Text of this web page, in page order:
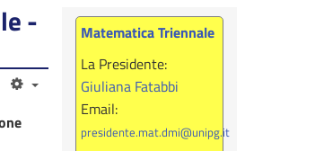
-
Matematica Triennale
La Presidente:
Giuliana Fatabbi
Email:
presidente.mat.dmi@unipg.it